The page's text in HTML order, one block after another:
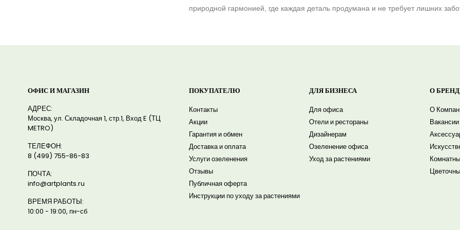
природной гармонией, где каждая деталь продумана и не требует лишних
ОФИС И МАГАЗИН
АДРЕС:
Москва, ул. Складочная 1, стр.1, Вход E (ТЦ
METRO)
ТЕЛЕФОН:
8 (499) 755-86-83
ПОЧТА:
info@artplants.ru
ВРЕМЯ РАБОТЫ:
10:00 - 19:00, пн-сб
ПОКУПАТЕЛЮ
Контакты
Акции
Гарантия и обмен
Доставка и оплата
Услуги озеленения
Отзывы
Публичная оферта
Инструкции по уходу за растениями
ДЛЯ БИЗНЕСА
Для офиса
Отели и рестораны
Дизайнерам
Озеленение офиса
Уход за растениями
О
О
Вакансии